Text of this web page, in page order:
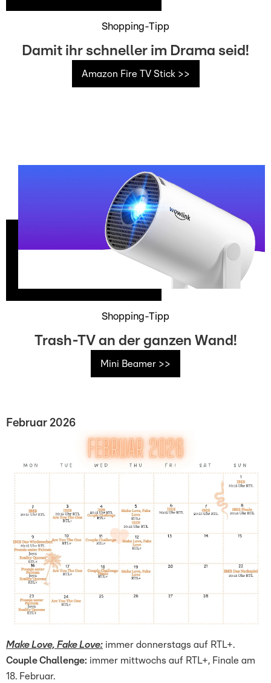
Shopping-Tipp
Damit ihr schneller im Drama seid!
Amazon Fire TV Stick >>
Shopping-Tipp
Trash-TV an der ganzen Wand!
Mini Beamer >>
Februar 2026
Make Love, Fake Love: immer donnerstags auf RTL+.
Couple Challenge: immer mittwochs auf RTL+, Finale am
18. Februar.